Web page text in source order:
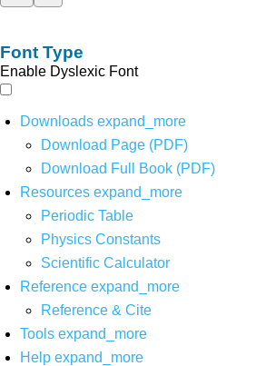
Font Type
Enable Dyslexic Font
Downloads expand_more
Download Page (PDF)
Download Full Book (PDF)
Resources expand_more
Periodic Table
Physics Constants
Scientific Calculator
Reference expand_more
Reference & Cite
Tools expand_more
Help expand_more